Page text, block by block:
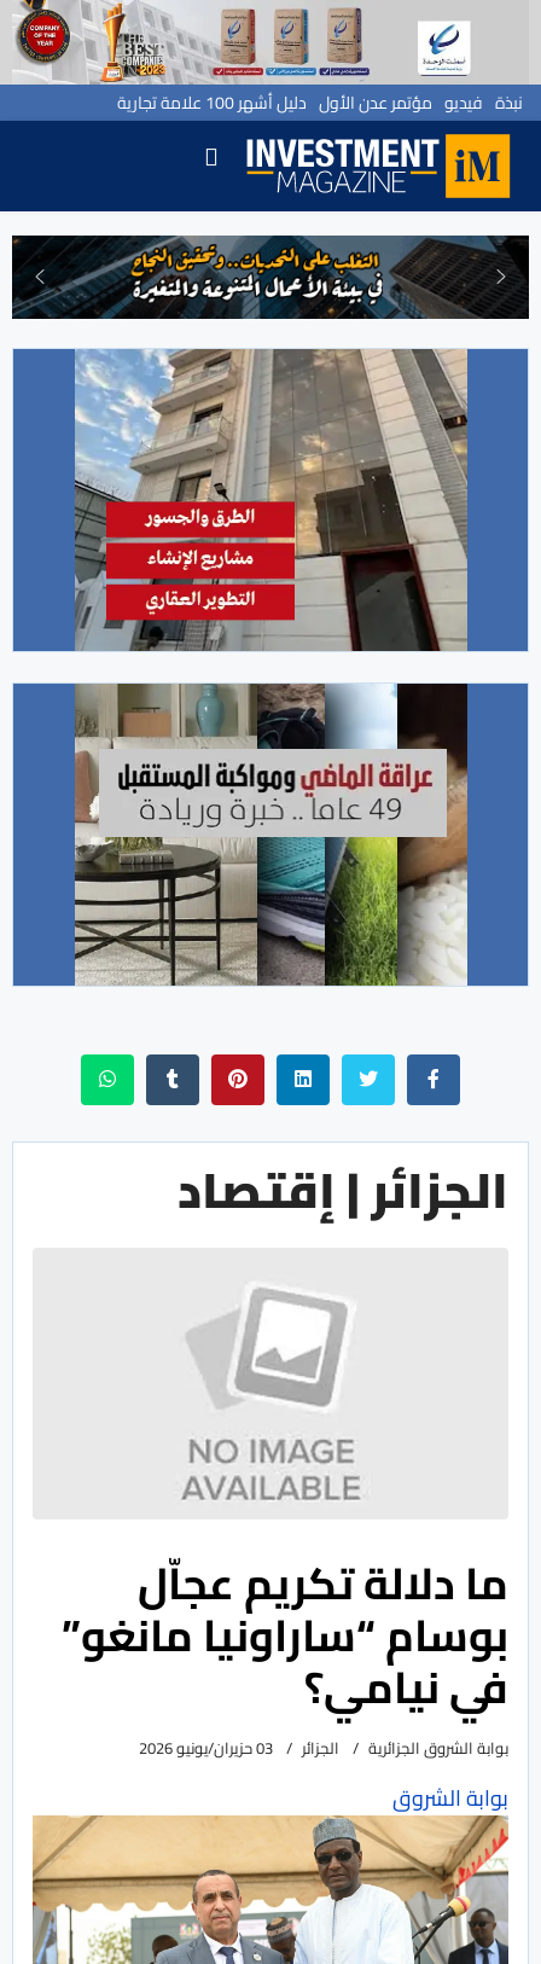
نبذة فيديو مؤتمر عدن الأول دليل أشهر 100 علامة تجارية
الجزائر | إقتصاد
ما دلالة تكريم عجاّل
بوسام “ساراونيا مانغو”
في نيامي؟
بوابة الشروق الجزائرية الجزائر 03 حزيران/يونيو 2026
بوابة الشروق